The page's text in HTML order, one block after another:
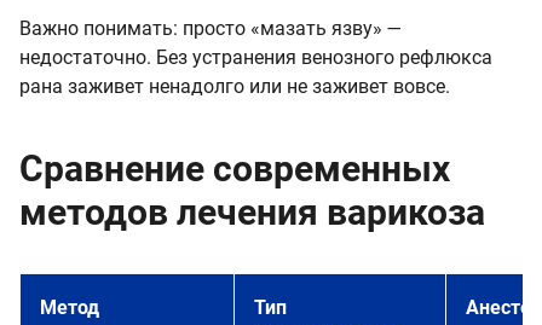
Важно понимать: просто «мазать язву» —
недостаточно. Без устранения венозного рефлюкса
рана заживет ненадолго или не заживет вовсе.
Сравнение современных
методов лечения варикоза
Метод
Тип